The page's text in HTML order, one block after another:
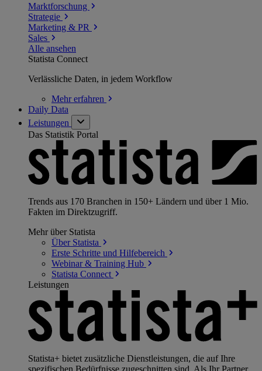
Marktforschung
Strategie
Marketing & PR
Sales
Alle ansehen
Statista Connect
Verlässliche Daten, in jedem Workflow
Mehrerfahren
Daily Data
Leistungen
Das Statistik Portal
Trends aus 170 Branchen in 150+ Ländern und über 1 Mio.
Fakten im Direktzugriff.
Mehr über Statista
Über Statista
Erste Schritte und Hilfebereich
Webinar & Training Hub
Statista Connect
Leistungen
Statista+ bietet zusätzliche Dienstleistungen, die auf Ihre
spezifischen Bedürfnisse zugeschnitten sind. Als Ihr Partner